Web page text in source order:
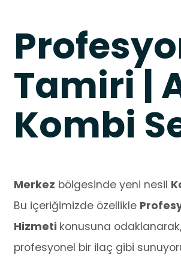
Tamiri |
Kombi
Merkez bölgesinde yeni nesil
Bu içeriğimizde özellikle
Hizmeti konusuna
profesyonel bir ilaç gibi